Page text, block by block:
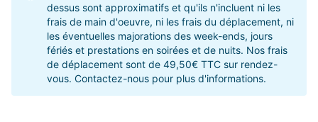
dessus sont approximatifs et qu'ils n'incluent ni les
frais de main d'oeuvre, ni les frais du déplacement, ni
les éventuelles majorations des week-ends, jours
fériés et prestations en soirées et de nuits. Nos frais
de déplacement sont de 49,50€ TTC sur rendez-
vous. Contactez-nous pour plus d'informations.